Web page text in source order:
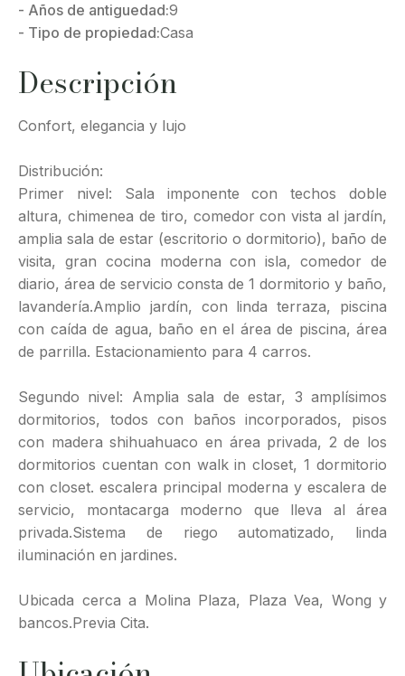
- Años de antiguedad:9
- Tipo de propiedad:Casa
Descripción
Confort, elegancia y lujo
Distribución:
Primer nivel: Sala imponente con techos doble
altura, chimenea de tiro, comedor con vista al jardín,
amplia sala de estar (escritorio o dormitorio), baño de
visita, gran cocina moderna con isla, comedor de
diario, área de servicio consta de 1 dormitorio y baño,
lavandería.Amplio jardín, con linda terraza, piscina
con caída de agua, baño en el área de piscina, área
de parrilla. Estacionamiento para 4 carros.
Segundo nivel: Amplia sala de estar, 3 amplísimos
dormitorios, todos con baños incorporados, pisos
con madera shihuahuaco en área privada, 2 de los
dormitorios cuentan con walk in closet, 1 dormitorio
con closet. escalera principal moderna y escalera de
servicio, montacarga moderno que lleva al área
privada.Sistema de riego automatizado, linda
iluminación en jardines.
Ubicada cerca a Molina Plaza, Plaza Vea, Wong y
bancos.Previa Cita.